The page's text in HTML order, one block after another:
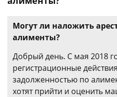
Могут ли наложить
алименты?
Добрый день. С мая 2018
регистрационные
задолженностью по
хотят прийти и оценить